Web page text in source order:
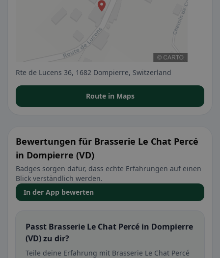
Rte de Lucens 36, 1682 Dompierre, Switzerland
Route in Maps
Bewertungen für Brasserie Le Chat Percé
in Dompierre (VD)
Badges sorgen dafür, dass echte Erfahrungen auf einen
Blick verständlich werden.
In der App bewerten
Passt Brasserie Le Chat Percé in Dompierre
(VD) zu dir?
Teile deine Erfahrung mit Brasserie Le Chat Percé